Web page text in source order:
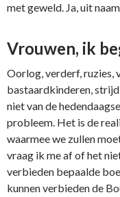
met geweld. Ja, uit
Vrouwen, ik
Oorlog, verderf, ruzies,
bastaardkinderen,
niet van de
probleem. Het is de
waarmee we zullen
vraag ik me af of het
verbieden bepaalde
kunnen verbieden de